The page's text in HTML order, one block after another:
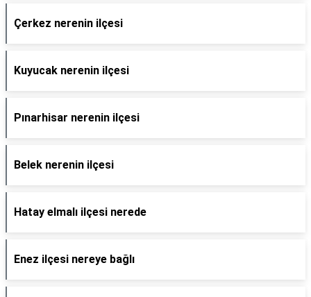
Çerkez nerenin ilçesi
Kuyucak nerenin ilçesi
Pınarhisar nerenin ilçesi
Belek nerenin ilçesi
Hatay elmalı ilçesi nerede
Enez ilçesi nereye bağlı